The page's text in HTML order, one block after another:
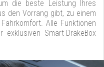
die beste Leistung Ihres
den Vorrang gibt, zu einem
Alle Funktionen
Smart-DrakeBox